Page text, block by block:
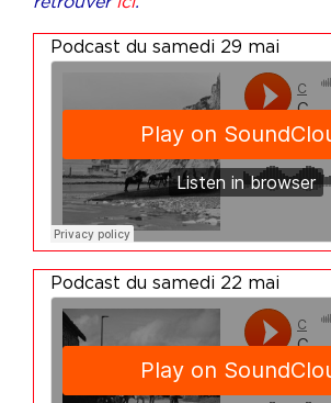
Podcast du samedi 29 mai
Podcast du samedi 22 mai